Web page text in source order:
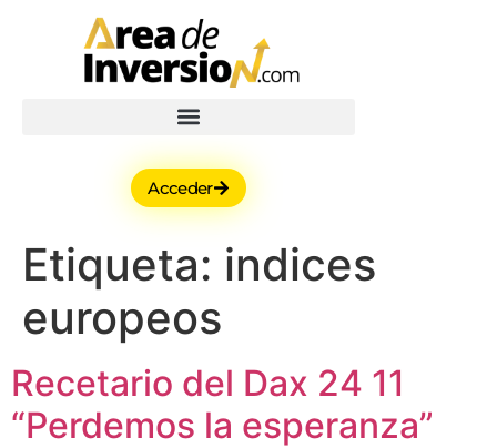
Acceder
Etiqueta: indices
europeos
Recetario del Dax 24 11
“Perdemos la esperanza”